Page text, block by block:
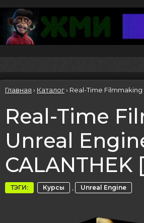
Главная › Каталог› Real-Time Filmmaking
Real-Time
Unreal
CALANTHEK
ТЭГИ: Курсы , Unreal Engine